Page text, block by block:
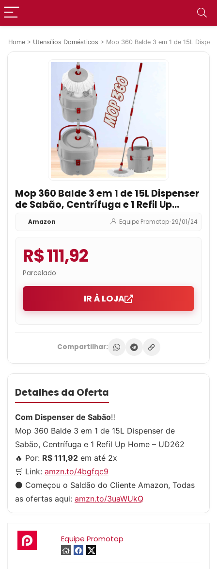
Home > Utensílios Domésticos > Mop 360 Balde 3 em 1 de 15L
Mop 360 Balde 3 em 1 de 15L Dispenser
de Sabão, Centrífuga e 1 Refil Up
Amazon Equipe Promotop•29/01/24
R$ 111,92
Parcelado
IR À LOJA
Compartilhar:
Detalhes da Oferta
Com Dispenser de Sabão‼
Mop 360 Balde 3 em 1 de 15L Dispenser de
Sabão, Centrífuga e 1 Refil Up Home – UD262
🔥 Por: R$ 111,92 em até 2x
🛒 Link: amzn.to/4bgfqc9
⚫️ Começou o Saldão do Cliente Amazon, Todas
as ofertas aqui: amzn.to/3uaWUkQ
Equipe Promotop